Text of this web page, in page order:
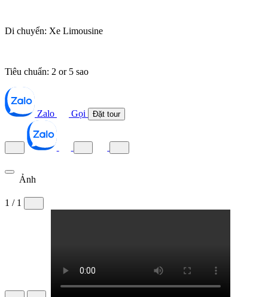
Di chuyển: Xe Limousine
Tiêu chuẩn: 2 or 5 sao
Zalo Gọi Đặt tour
Ảnh
1 / 1